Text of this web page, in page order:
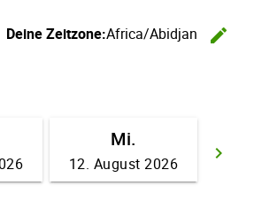
Deine Zeitzone:Africa/Abidjan
edit
keyboard_arrow_right
Mi.
12. August 2026